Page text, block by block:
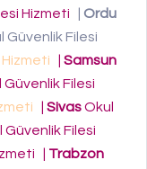
Hizmeti
Ordu
Güvenlik Filesi
Hizmeti
Samsun
Güvenlik Filesi
SivasOkul
Güvenlik Filesi
Trabzon